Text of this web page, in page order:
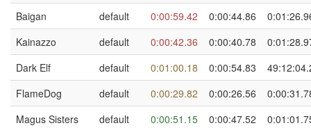
Baigan
default 0:00:59.42 0:00:44.86
Kainazzo
default 0:00:42.36 0:00:40.78
Dark Elf
default 0:01:00.18 0:00:54.83
FlameDog
default 0:00:29.82 0:00:26.56
Magus Sisters
default 0:00:51.15 0:00:47.52